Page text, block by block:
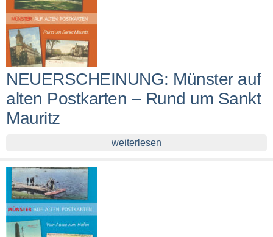
NEUERSCHEINUNG: Münster auf
alten Postkarten – Rund um Sankt
Mauritz
weiterlesen